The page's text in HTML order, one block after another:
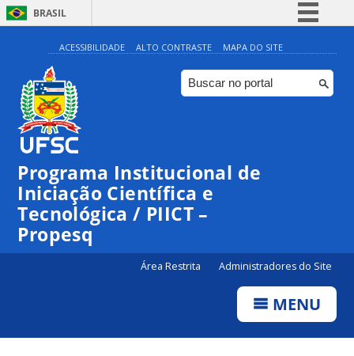
BRASIL
Simplifique!
Comunica BR
Participe
Canais
ACESSIBILIDADE ALTO CONTRASTE MAPA DO SITE
Programa Institucional de
Iniciação Científica e
Tecnológica / PIICT –
Propesq
Área Restrita Administradores do Site
MENU